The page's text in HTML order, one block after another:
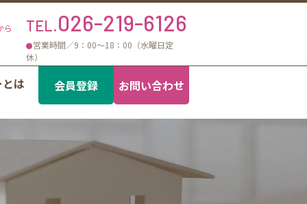
ら
は 会員登録 お問い合わせ
TEL.026-219-6126
営業時間／9：00〜18：00（水曜日定
休）